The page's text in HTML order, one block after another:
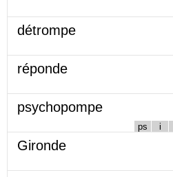
détrompe
réponde
psychopompe
ps i
Gironde